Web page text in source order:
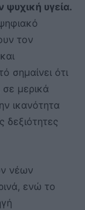
ψυχική υγεία.
τον
σημαίνει ότι
σε μερικά
ικανότητα
δεξιότητες
νέων
ενώ το